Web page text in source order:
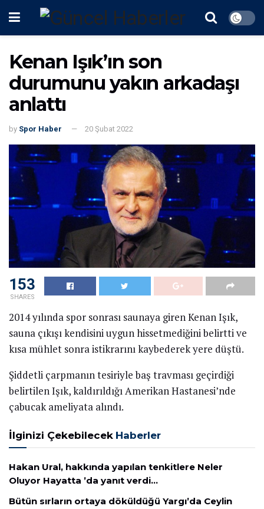
Kenan Işık’ın son
durumunu yakın arkadaşı
anlattı
by Spor Haber 20 Şubat 2022
153
SHARES
2014 yılında spor sonrası saunaya giren Kenan Işık,
sauna çıkışı kendisini uygun hissetmediğini belirtti ve
kısa mühlet sonra istikrarını kaybederek yere düştü.
Şiddetli çarpmanın tesiriyle baş travması geçirdiği
belirtilen Işık, kaldırıldığı Amerikan Hastanesi’nde
çabucak ameliyata alındı.
İlginizi Çekebilecek Haberler
Hakan Ural, hakkında yapılan tenkitlere Neler
Oluyor Hayatta ’da yanıt verdi…
Bütün sırların ortaya döküldüğü Yargı’da Ceylin